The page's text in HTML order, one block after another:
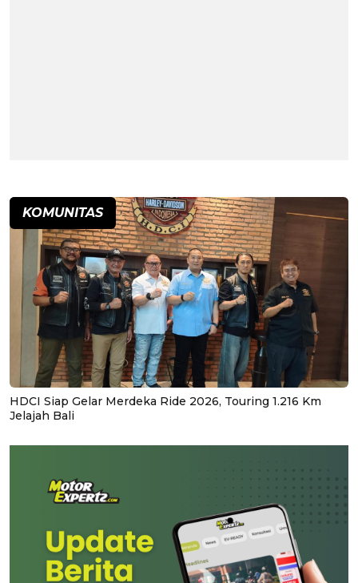
KOMUNITAS
HDCI Siap Gelar Merdeka Ride 2026, Touring 1.216 Km
Jelajah Bali